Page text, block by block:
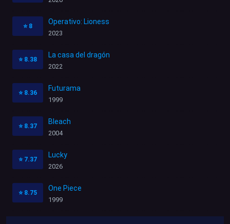
⭐ 8
Operativo: Lioness
2023
⭐ 8.38
La casa del dragón
2022
⭐ 8.36
Futurama
1999
⭐ 8.37
Bleach
2004
⭐ 7.37
Lucky
2026
⭐ 8.75
One Piece
1999